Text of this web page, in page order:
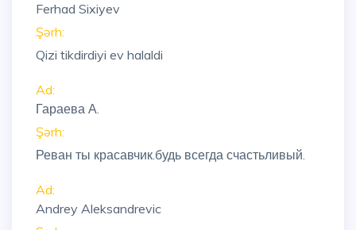
Ferhad Sixiyev
Şərh:
Qizi tikdirdiyi ev halaldi
Ad:
Гараева А.
Şərh:
Реван ты красавчик.будь всегда счастьливый.
Ad:
Andrey Aleksandrevic